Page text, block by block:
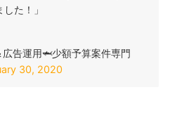
た！」
告運用🦈少額予算案件専門
30, 2020